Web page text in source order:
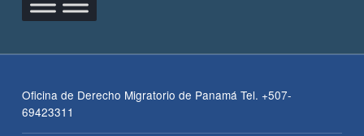
Oficina de Derecho Migratorio de Panamá Tel. +507-
69423311